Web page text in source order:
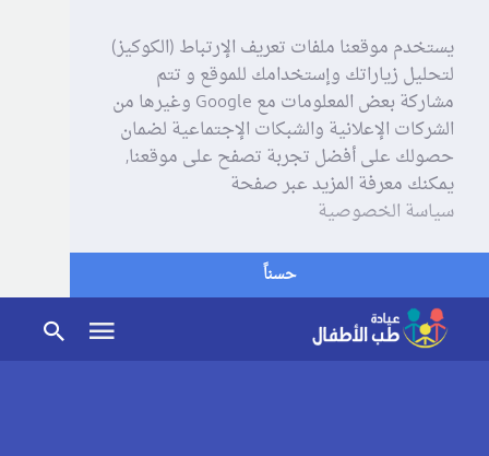
يستخدم موقعنا ملفات تعريف الإرتباط (الكوكيز)
لتحليل زياراتك وإستخدامك للموقع و تتم
مشاركة بعض المعلومات مع Google وغيرها من
الشركات الإعلانية والشبكات الإجتماعية لضمان
حصولك على أفضل تجربة تصفح على موقعنا,
يمكنك معرفة المزيد عبر صفحة
سياسة الخصوصية
حسناً